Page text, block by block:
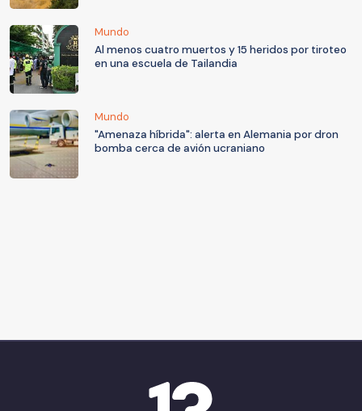
Mundo
Al menos cuatro muertos y 15 heridos por tiroteo
en una escuela de Tailandia
Mundo
"Amenaza híbrida": alerta en Alemania por dron
bomba cerca de avión ucraniano